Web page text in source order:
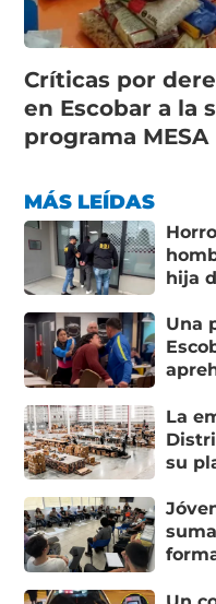
Críticas por
en Escobar a la
programa MESA
MÁS LEÍDAS
hija
Una
La
su